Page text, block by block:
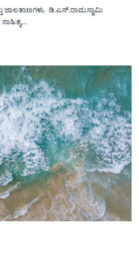
ಜಾಲತಾಣಗಳು. ಡಿ.ಎಸ್.ರಾಮಸ್ವಾಮಿ